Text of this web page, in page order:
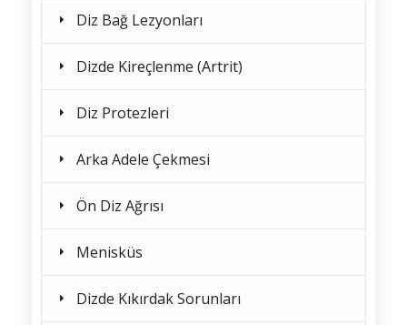
Diz Bağ Lezyonları
Dizde Kireçlenme (Artrit)
Diz Protezleri
Arka Adele Çekmesi
Ön Diz Ağrısı
Menisküs
Dizde Kıkırdak Sorunları